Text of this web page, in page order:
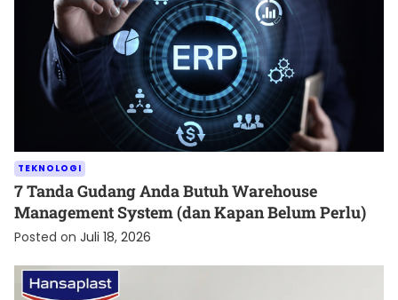
TEKNOLOGI
7 Tanda Gudang Anda Butuh Warehouse
Management System (dan Kapan Belum Perlu)
Posted on Juli 18, 2026